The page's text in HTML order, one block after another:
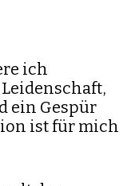
ich
ein Gespür
ist für mich